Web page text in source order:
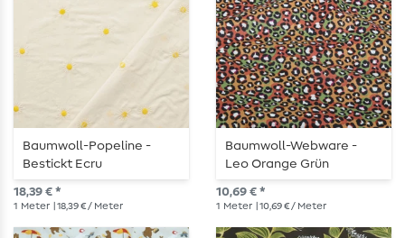
Baumwoll-Popeline -
Bestickt Ecru
18,39 € *
1 Meter | 18,39 € / Meter
Baumwoll-Webware -
Leo Orange Grün
10,69 € *
1 Meter | 10,69 € / Meter